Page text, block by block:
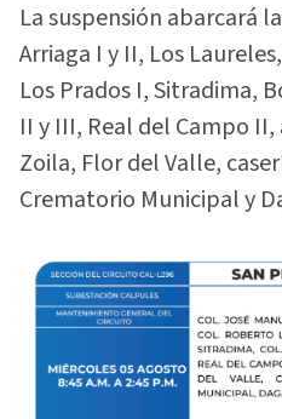
La suspensión abarcará
Arriaga I y II, Los
Los Prados I, Sitradima,
II y III, Real del Campo
Zoila, Flor del Valle,
Crematorio Municipal y